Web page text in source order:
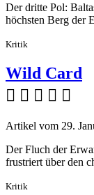
Der dritte Pol:
höchsten Berg der
Kritik
Wild Card
    
Artikel vom 29.
Der Fluch der
frustriert über den
Kritik